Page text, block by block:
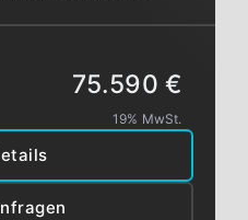
75.590 €
19% MwSt.